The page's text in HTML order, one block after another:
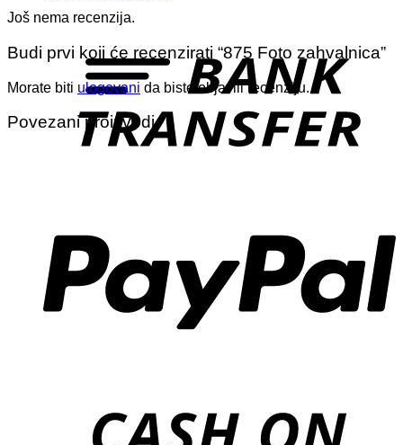
Još nema recenzija.
Budi prvi koji će recenzirati “875 Foto zahvalnica”
Morate biti ulogovani da biste objavili recenziju.
Povezani proizvodi